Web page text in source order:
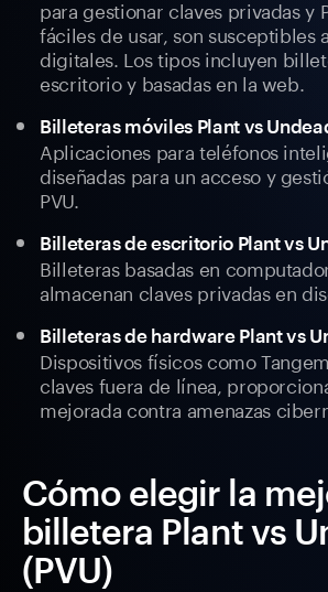
para gestionar claves privadas y
fáciles de usar, son susceptibles
digitales. Los tipos incluyen
escritorio y basadas en la web.
Billeteras móviles Plant vs
Aplicaciones para teléfonos
diseñadas para un acceso y
PVU.
Billeteras de escritorio Plant vs
Billeteras basadas en
almacenan claves privadas en
Billeteras de hardware Plant vs
Dispositivos físicos como
claves fuera de línea,
mejorada contra amenazas
Cómo elegir la
billetera Plant vs
(PVU)